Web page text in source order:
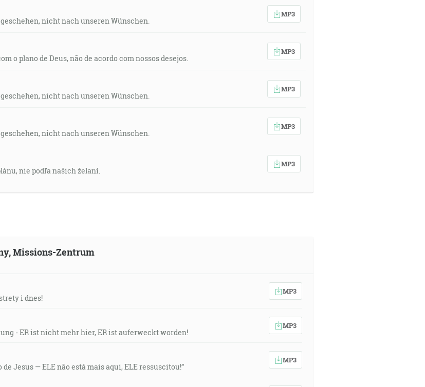
nicht nach unseren Wünschen.
MP3
o plano de Deus, não de acordo com nossos desejos.
MP3
nicht nach unseren Wünschen.
MP3
nicht nach unseren Wünschen.
MP3
nie podľa našich želaní.
MP3
Missions-Zentrum
i dnes!
MP3
- ER ist nicht mehr hier, ER ist auferweckt worden!
MP3
Jesus — ELE não está mais aqui, ELE ressuscitou!”
MP3